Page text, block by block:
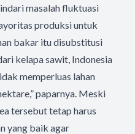
masalah fluktuasi
produksi untuk
bakar itu disubstitusi
kelapa sawit, Indonesia
memperluas lahan
paparnya. Meski
tersebut tetap harus
yang baik agar